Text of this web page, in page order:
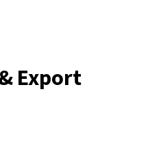
Export